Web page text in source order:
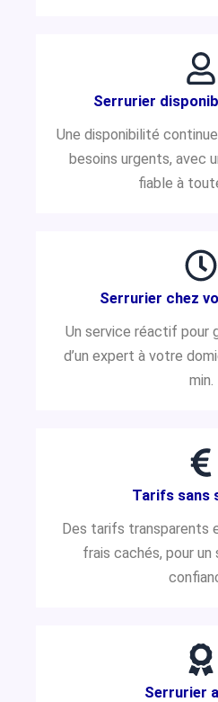
Serrurier
Une disponibilité
besoins urgents, avec
fiable à
Serrurier chez
Un service réactif pour
d’un expert à votre
min.
Tarifs sans
Des tarifs transparents
frais cachés, pour
Serrurier